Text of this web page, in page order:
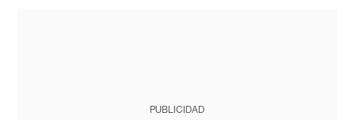
PUBLICIDAD